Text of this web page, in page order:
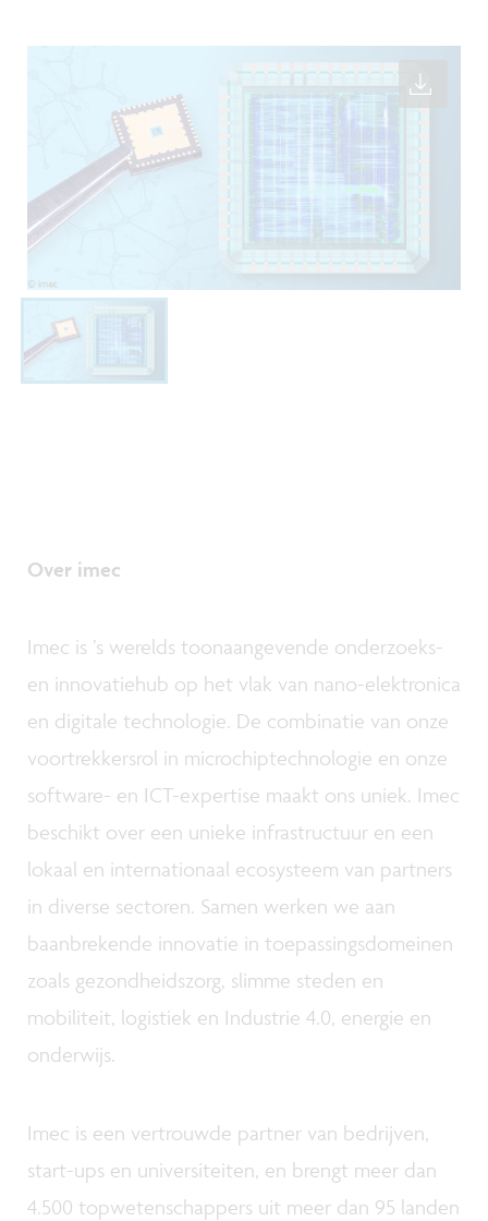
Over imec
Imec is ’s werelds toonaangevende onderzoeks-
en innovatiehub op het vlak van nano-elektronica
en digitale technologie. De combinatie van onze
voortrekkersrol in microchiptechnologie en onze
software- en ICT-expertise maakt ons uniek. Imec
beschikt over een unieke infrastructuur en een
lokaal en internationaal ecosysteem van partners
in diverse sectoren. Samen werken we aan
baanbrekende innovatie in toepassingsdomeinen
zoals gezondheidszorg, slimme steden en
mobiliteit, logistiek en Industrie 4.0, energie en
onderwijs.
Imec is een vertrouwde partner van bedrijven,
start-ups en universiteiten, en brengt meer dan
4.500 topwetenschappers uit meer dan 95 landen